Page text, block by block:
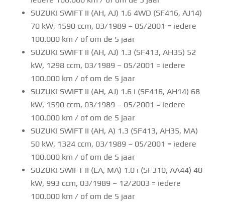
SUZUKI SWIFT II (AH, AJ) 1.6 4WD (SF416, AJ14)
70 kW, 1590 ccm, 03/1989 – 05/2001 = iedere
100.000 km / of om de 5 jaar
SUZUKI SWIFT II (AH, AJ) 1.3 (SF413, AH35) 52
kW, 1298 ccm, 03/1989 – 05/2001 = iedere
100.000 km / of om de 5 jaar
SUZUKI SWIFT II (AH, AJ) 1.6 i (SF416, AH14) 68
kW, 1590 ccm, 03/1989 – 05/2001 = iedere
100.000 km / of om de 5 jaar
SUZUKI SWIFT II (AH, A) 1.3 (SF413, AH35, MA)
50 kW, 1324 ccm, 03/1989 – 05/2001 = iedere
100.000 km / of om de 5 jaar
SUZUKI SWIFT II (EA, MA) 1.0 i (SF310, AA44) 40
kW, 993 ccm, 03/1989 – 12/2003 = iedere
100.000 km / of om de 5 jaar